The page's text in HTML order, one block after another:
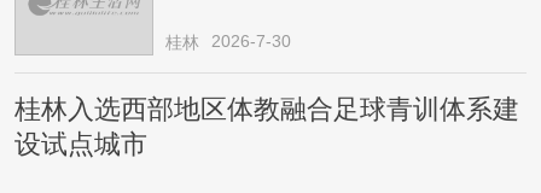
桂林 2026-7-30
桂林入选西部地区体教融合足球青训体系建
设试点城市